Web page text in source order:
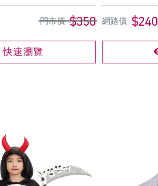
門市價 $350
快速瀏覽
網路價 $240